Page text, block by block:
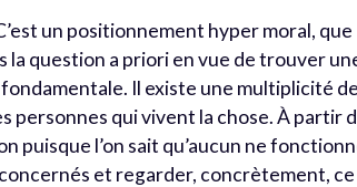
un positionnement hyper moral, que
la question a priori en vue de trouver
Il existe une multiplicité de
qui vivent la chose. À partir
puisque l’on sait qu’aucun ne
et regarder, concrètement, ce